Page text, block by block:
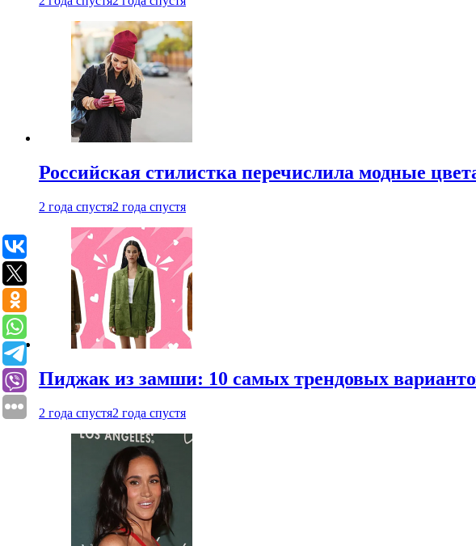
Российская стилистка перечислила модные
2 года спустя2 года спустя
Пиджак из замши: 10 самых трендовых
2 года спустя2 года спустя